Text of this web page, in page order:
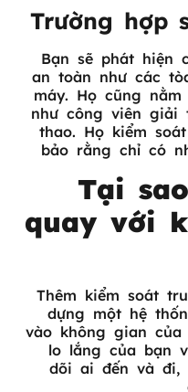
Trường hợp
Bạn sẽ phát hiện
an toàn như các
máy. Họ cũng
như công viên giải
thao. Họ kiểm
bảo rằng chỉ có
Tại
quay với
Thêm kiểm soát
dựng một hệ
vào không gian
lo lắng của bạn
dõi ai đến và đi,